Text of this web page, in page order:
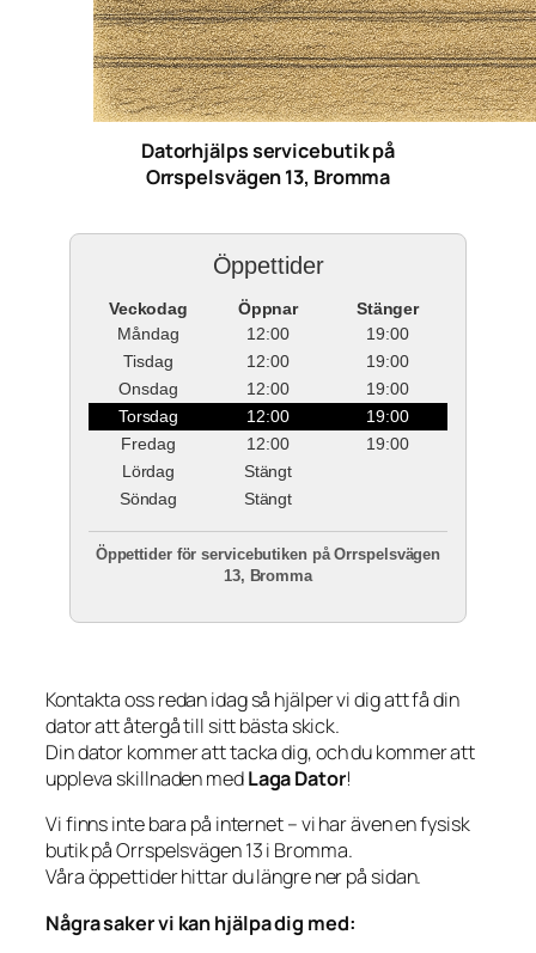
Datorhjälps servicebutik på
Orrspelsvägen 13, Bromma
Öppettider
Veckodag Öppnar
Stänger
Måndag
12:00
19:00
Tisdag
12:00
19:00
Onsdag
12:00
19:00
Torsdag
12:00
19:00
Fredag
12:00
19:00
Lördag
Stängt
Söndag
Stängt
Öppettider för servicebutiken på Orrspelsvägen
13, Bromma
Kontakta oss redan idag så hjälper vi dig att få din
dator att återgå till sitt bästa skick.
Din dator kommer att tacka dig, och du kommer att
uppleva skillnaden medLaga Dator!
Vi finns inte bara på internet – vi har även en fysisk
butik på Orrspelsvägen 13 i Bromma.
Våra öppettider hittar du längre ner på sidan.
Några saker vi kan hjälpa dig med: